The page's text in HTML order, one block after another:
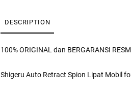
DESCRIPTION
100% ORIGINAL dan BERGARANSI
Shigeru Auto Retract Spion Lipat Mobil